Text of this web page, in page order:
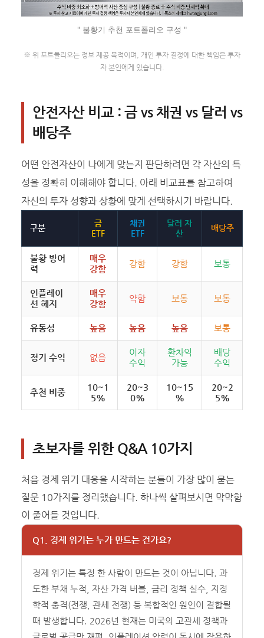
" 불황기 추천 포트폴리오 구성 "
※ 위 포트폴리오는 정보 제공 목적이며, 개인 투자 결정에 대한 책임은 투자
자 본인에게 있습니다.
안전자산 비교 : 금 vs 채권 vs 달러 vs
배당주
어떤 안전자산이 나에게 맞는지 판단하려면 각 자산의 특
성을 정확히 이해해야 합니다. 아래 비교표를 참고하여
자신의 투자 성향과 상황에 맞게 선택하시기 바랍니다.
구분
금
ETF
채권
ETF
달러 자
산
배당주
불황 방어
력
매우
강함
강함 강함 보통
인플레이
션 헤지
매우
강함
약함 보통 보통
유동성 높음 높음 높음 보통
정기 수익 없음
이자
수익
환차익
가능
배당
수익
추천 비중
10~1
5%
20~3
0%
10~15
%
20~2
5%
초보자를 위한 Q&A 10가지
처음 경제 위기 대응을 시작하는 분들이 가장 많이 묻는
질문 10가지를 정리했습니다. 하나씩 살펴보시면 막막함
이 줄어들 것입니다.
Q1. 경제 위기는 누가 만드는 건가요?
경제 위기는 특정 한 사람이 만드는 것이 아닙니다. 과
도한 부채 누적, 자산 가격 버블, 금리 정책 실수, 지정
학적 충격(전쟁, 관세 전쟁) 등 복합적인 원인이 결합될
때 발생합니다. 2026년 현재는 미국의 고관세 정책과